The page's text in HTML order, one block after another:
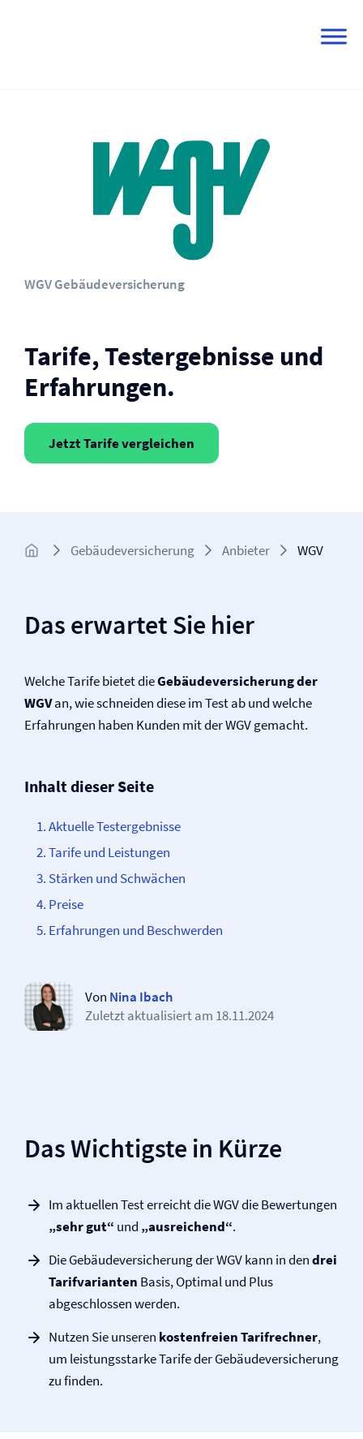
WGV Gebäude­versicherung
Tarife, Testergebnisse und
Erfahrungen.
Jetzt Tarife vergleichen
Gebäude­­versicherung Anbieter WGV
Das erwartet Sie hier
Welche Tarife bietet dieGebäude­versicherung der
WGVan, wie schneiden diese im Test ab und welche
Erfahrungen haben Kunden mit der WGV gemacht.
Inhalt dieser Seite
Aktuelle Testergebnisse
Tarife und Leistungen
Stärken und Schwächen
Preise
Erfahrungen und Beschwerden
Von Nina Ibach
Zuletzt aktualisiert am 18.11.2024
Das Wichtigste in Kürze
Im aktuellen Test erreicht die WGV die Bewertungen
„sehr gut“ und „ausreichend“.
Die Gebäude­versicherung der WGV kann in dendrei
Tarifvarianten Basis, Optimal und Plus
abgeschlossen werden.
Nutzen Sie unseren kostenfreien Tarifrechner,
um leistungsstarke Tarife der Gebäude­­versicherung
zu finden.